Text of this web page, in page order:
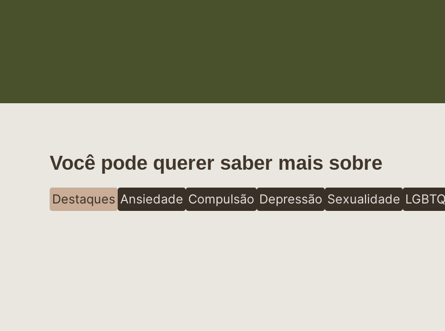
Você pode querer saber mais sobre
Destaques Ansiedade Compulsão Depressão Sexualidade